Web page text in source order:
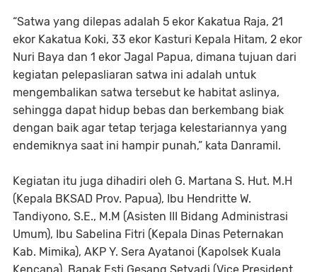
“Satwa yang dilepas adalah 5 ekor Kakatua Raja, 21
ekor Kakatua Koki, 33 ekor Kasturi Kepala Hitam, 2 ekor
Nuri Baya dan 1 ekor Jagal Papua, dimana tujuan dari
kegiatan pelepasliaran satwa ini adalah untuk
mengembalikan satwa tersebut ke habitat aslinya,
sehingga dapat hidup bebas dan berkembang biak
dengan baik agar tetap terjaga kelestariannya yang
endemiknya saat ini hampir punah,” kata Danramil.
Kegiatan itu juga dihadiri oleh G. Martana S. Hut. M.H
(Kepala BKSAD Prov. Papua), Ibu Hendritte W.
Tandiyono, S.E., M.M (Asisten III Bidang Administrasi
Umum), Ibu Sabelina Fitri (Kepala Dinas Peternakan
Kab. Mimika), AKP Y. Sera Ayatanoi (Kapolsek Kuala